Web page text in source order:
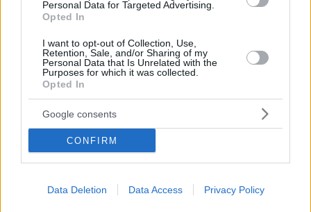
Personal Data for Targeted Advertising.
Opted In
I want to opt-out of Collection, Use,
Retention, Sale, and/or Sharing of my
Personal Data that Is Unrelated with the
Purposes for which it was collected.
Opted In
Google consents
CONFIRM
Data Deletion Data Access Privacy Policy
Σαλάχι 120 κιλών έβγαλε με τα δίχτυα του ψαράς στη
Σπάνια ψαριά για την πόλη